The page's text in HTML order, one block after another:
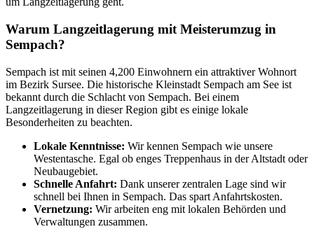
Warum Langzeitlagerung mit Meisterumzug in
Sempach?
Sempach ist mit seinen 4,200 Einwohnern ein attraktiver Wohnort
im Bezirk Sursee. Die historische Kleinstadt Sempach am See ist
bekannt durch die Schlacht von Sempach. Bei einem
Langzeitlagerung in dieser Region gibt es einige lokale
Besonderheiten zu beachten.
Lokale Kenntnisse: Wir kennen Sempach wie unsere
Westentasche. Egal ob enges Treppenhaus in der Altstadt oder
Neubaugebiet.
Schnelle Anfahrt: Dank unserer zentralen Lage sind wir
schnell bei Ihnen in Sempach. Das spart Anfahrtskosten.
Vernetzung: Wir arbeiten eng mit lokalen Behörden und
Verwaltungen zusammen.